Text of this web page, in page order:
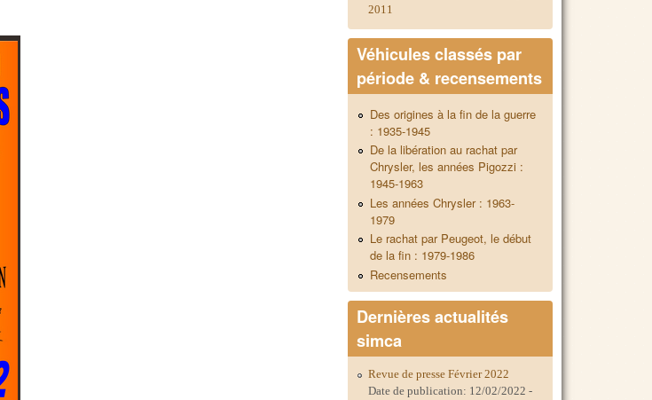
2011
Véhicules classés par
période & recensements
Des origines à la fin de la guerre
: 1935-1945
De la libération au rachat par
Chrysler, les années Pigozzi :
1945-1963
Les années Chrysler : 1963-
1979
Le rachat par Peugeot, le début
de la fin : 1979-1986
Recensements
Dernières actualités
simca
Revue de presse Février 2022
Date de publication: 12/02/2022 -